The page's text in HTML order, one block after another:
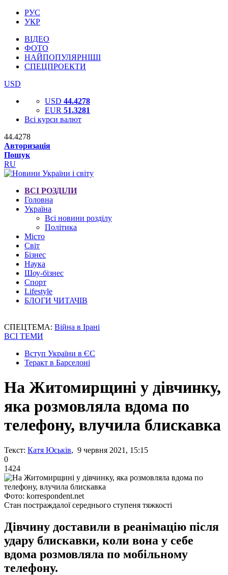
РУС
УКР
ВІДЕО
ФОТО
НАЙПОПУЛЯРНІШІ
СПЕЦПРОЕКТИ
USD
USD 44.4278
EUR 51.3281
Всі курси валют
44.4278
Авторизація
Пошук
RU
ВСІ РОЗДІЛИ
Головна
Україна
Всі новини розділу
Політика
Місто
Світ
Бізнес
Наука
Шоу-бізнес
Спорт
Lifestyle
БЛОГИ ЧИТАЧІВ
СПЕЦТЕМА: Війна в Ірані
ВСІ ТЕМИ
Вступ України в ЄС
Теракт в Барселоні
На Житомирщині у дівчинку,
яка розмовляла вдома по
телефону, влучила блискавка
Текст: Катя Юськів, 9 червня 2021, 15:15
0
1424
Фото: korrespondent.net
Стан постраждалої середнього ступеня тяжкості
Дівчину доставили в реанімацію після
удару блискавки, коли вона у себе
вдома розмовляла по мобільному
телефону.